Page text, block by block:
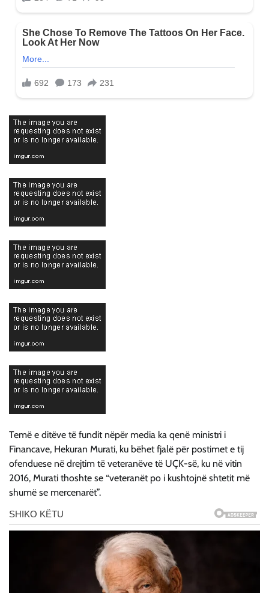
Temë e ditëve të fundit nëpër media ka qenë ministri i
Financave, Hekuran Murati, ku bëhet fjalë për postimet e tij
ofenduese në drejtim të veteranëve të UÇK-së, ku në vitin
2016, Murati thoshte se “veteranët po i kushtojnë shtetit më
shumë se mercenarët”.